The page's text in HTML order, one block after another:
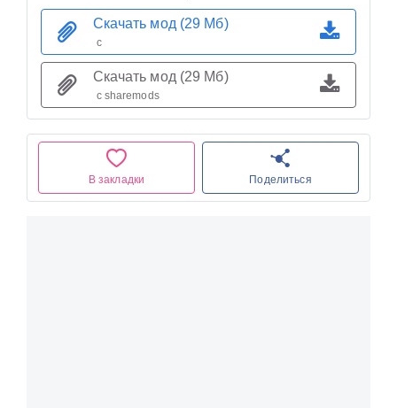
В закладки Поделиться
Скачать мод (29 Мб)
с
Скачать мод (29 Мб)
с sharemods